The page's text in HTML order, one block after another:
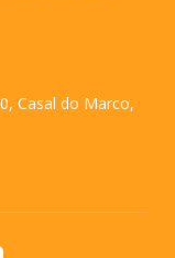
Casal do Marco,